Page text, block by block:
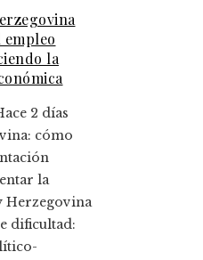
la
2 días
cómo
la
Herzegovina
dificultad: